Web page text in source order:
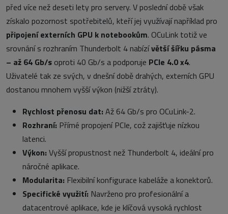
před více než deseti lety pro servery. V poslední době však
získalo pozornost spotřebitelů, kteří jej využívají například pro
připojení externích GPU k notebookům. OCuLink totiž ve
srovnání s rozhraním Thunderbolt 4 nabízívětší šířku pásma
– až 64 Gb/s oproti 40 Gb/s a podporuje PCIe 4.0 x4.
Uživatelé tak ze svých, v dnešní době drahých, externích GPU
dostanou mnohem vyšší výkon (nižší ztráty).
Rychlost přenosu dat: Až 64 Gb/s pro OCuLink-2.
Rozhraní: Přímé propojení PCIe, což zajišťuje nízkou
latenci.
Výkon: Vyšší propustnost než Thunderbolt 4, ideální pro
náročné aplikace.
Modularita: Flexibilní konfigurace kabeláže a konektorů.
Specifické využití: Navrženo pro profesionální a
datacentrové aplikace, kde je klíčová vysoká rychlost